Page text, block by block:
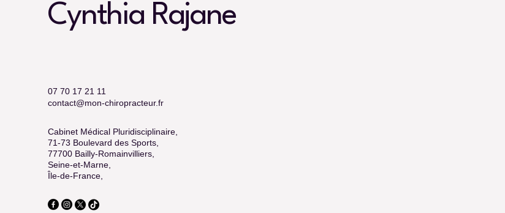
Cynthia Rajane
07 70 17 21 11
contact@mon-chiropracteur.fr
Cabinet Médical Pluridisciplinaire,
71-73 Boulevard des Sports,
77700 Bailly-Romainvilliers,
Seine-et-Marne,
Île-de-France,